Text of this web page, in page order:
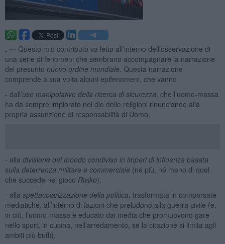
. — Questo mio contributo va letto all’interno dell’osservazione di
una serie di fenomeni che sembrano accompagnare la narrazione
del presunto nuovo ordine mondiale . Questa narrazione
comprende a sua volta alcuni epifenomeni, che vanno
- dall’uso manipolativo della ricerca di sicurezza , che l’uomo-massa
ha da sempre implorato nel dio delle religioni rinunciando alla
propria assunzione di responsabilità di Uomo,
- alla divisione del mondo condiviso in imperi di influenza basata
sulla deterrenza militare e commerciale (né più, né meno di quel
che succede nel gioco Risiko),
- alla spettacolarizzazione della politica , trasformata in comparsate
mediatiche, all’interno di fazioni che preludono alla guerra civile (e,
in ciò, l’uomo-massa è educato dai media che promuovono gare -
nello sport, in cucina, nell’arredamento, se la citazione si limita agli
ambiti più buffi),